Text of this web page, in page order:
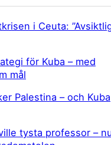
i Ceuta:
för Kuba – med
mål
Palestina – och Kuba
tysta professor –